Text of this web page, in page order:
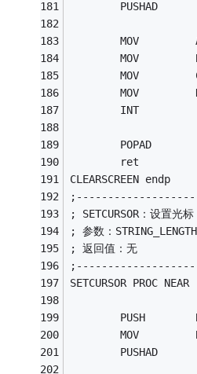
        PUSHAD
MOV
MOV
MOV
MOV
INT
        POPAD
        ret
CLEARSCREEN endp
; SETCURSOR：设置光标
; 参数：
; 返回值：无
SETCURSOR PROC NEAR
PUSH
MOV
        PUSHAD